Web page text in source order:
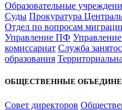
Образовательные
Суды Прокуратура
Отдел по вопросам
Управление ПФ
комиссариат Служба
образования
ОБЩЕСТВЕННЫЕ
Совет директоров